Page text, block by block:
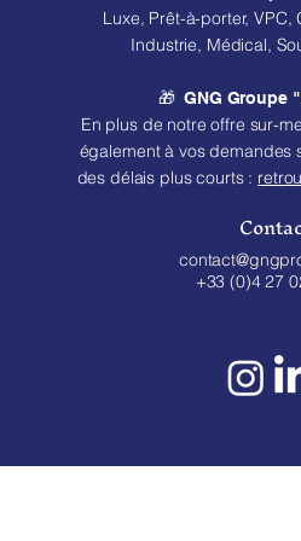
Luxe, Prêt-à-porter,
Industrie, Médical,
🎁GNG Groupe
En plus de notre offre sur-
également à vos demandes
des délais plus courts :
+33 (0)4 27